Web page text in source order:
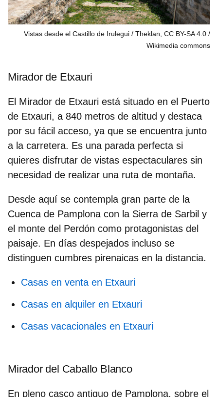
Vistas desde el Castillo de Irulegui / Theklan, CC BY-SA 4.0
Wikimedia commons
Mirador de Etxauri
El Mirador de Etxauri está situado en el Puerto
de Etxauri, a 840 metros de altitud y destaca
por su fácil acceso, ya que se encuentra junto
a la carretera. Es una parada perfecta si
quieres disfrutar de vistas espectaculares sin
necesidad de realizar una ruta de montaña.
Desde aquí se contempla gran parte de la
Cuenca de Pamplona con la Sierra de Sarbil y
el monte del Perdón como protagonistas del
paisaje. En días despejados incluso se
distinguen cumbres pirenaicas en la distancia.
Casas en venta en Etxauri
Casas en alquiler en Etxauri
Casas vacacionales en Etxauri
Mirador del Caballo Blanco
En pleno casco antiguo de Pamplona, sobre el